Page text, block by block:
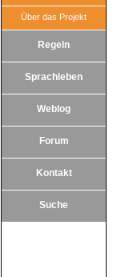
Über das Projekt
Regeln
Sprachleben
Weblog
Forum
Kontakt
Suche